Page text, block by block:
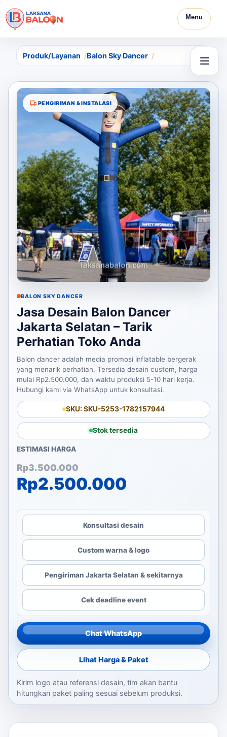
Menu
Produk/Layanan Balon Sky Dancer
PENGIRIMAN & INSTALASI
BALON SKY DANCER
Jasa Desain Balon Dancer
Jakarta Selatan – Tarik
Perhatian Toko Anda
Balon dancer adalah media promosi inflatable bergerak
yang menarik perhatian. Tersedia desain custom, harga
mulai Rp2.500.000, dan waktu produksi 5-10 hari kerja.
Hubungi kami via WhatsApp untuk konsultasi.
SKU: SKU-5253-1782157944
Stok tersedia
ESTIMASI HARGA
Rp3.500.000
Harga aslinya adalah:
Rp2.500.000
Harga saat ini adalah:
Konsultasi desain
Custom warna & logo
Pengiriman Jakarta Selatan & sekitarnya
Cek deadline event
Chat WhatsApp
Lihat Harga & Paket
Kirim logo atau referensi desain, tim akan bantu
hitungkan paket paling sesuai sebelum produksi.